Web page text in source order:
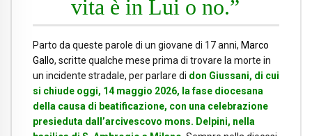
vita è in Lui o no.”
Parto da queste parole di un giovane di 17 anni, Marco
Gallo, scritte qualche mese prima di trovare la morte in
un incidente stradale, per parlare di don Giussani, di cui
si chiude oggi, 14 maggio 2026, la fase diocesana
della causa di beatificazione, con una celebrazione
presieduta dall’arcivescovo mons. Delpini, nella